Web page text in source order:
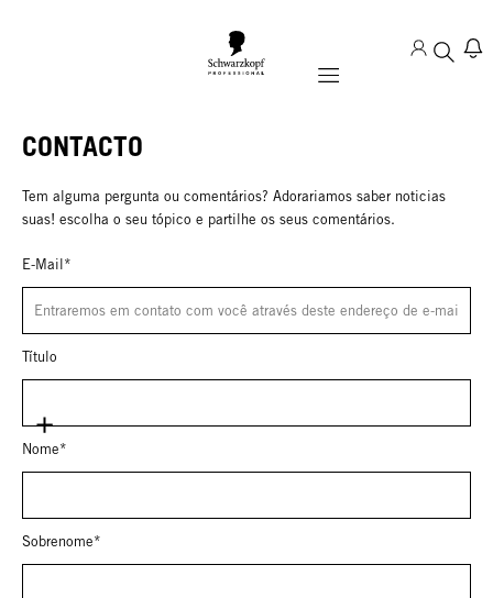
Mobile navigation
CONTACTO
Tem alguma pergunta ou comentários? Adorariamos saber noticias
suas! escolha o seu tópico e partilhe os seus comentários.
E-Mail*
Título
Nome*
Sobrenome*